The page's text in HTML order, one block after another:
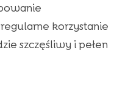
korzystanie
szczęśliwy i pełen